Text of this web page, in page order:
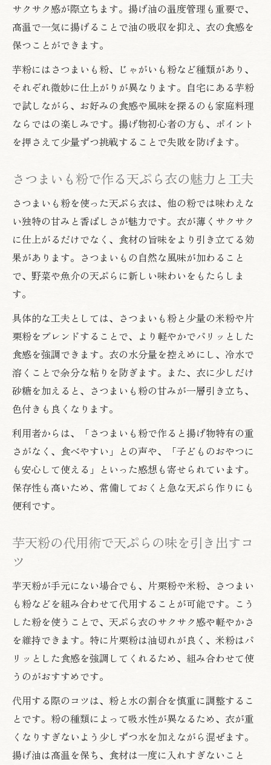
サクサク感が際立ちます。揚げ油の温度管理も重要で、
高温で一気に揚げることで油の吸収を抑え、衣の食感を
保つことができます。
芋粉にはさつまいも粉、じゃがいも粉など種類があり、
それぞれ微妙に仕上がりが異なります。自宅にある芋粉
で試しながら、お好みの食感や風味を探るのも家庭料理
ならではの楽しみです。揚げ物初心者の方も、ポイント
を押さえて少量ずつ挑戦することで失敗を防げます。
さつまいも粉で作る天ぷら衣の魅力と工夫
さつまいも粉を使った天ぷら衣は、他の粉では味わえな
い独特の甘みと香ばしさが魅力です。衣が薄くサクサク
に仕上がるだけでなく、食材の旨味をより引き立てる効
果があります。さつまいもの自然な風味が加わること
で、野菜や魚介の天ぷらに新しい味わいをもたらしま
す。
具体的な工夫としては、さつまいも粉と少量の米粉や片
栗粉をブレンドすることで、より軽やかでパリッとした
食感を強調できます。衣の水分量を控えめにし、冷水で
溶くことで余分な粘りを防ぎます。また、衣に少しだけ
砂糖を加えると、さつまいも粉の甘みが一層引き立ち、
色付きも良くなります。
利用者からは、「さつまいも粉で作ると揚げ物特有の重
さがなく、食べやすい」との声や、「子どものおやつに
も安心して使える」といった感想も寄せられています。
保存性も高いため、常備しておくと急な天ぷら作りにも
便利です。
芋天粉の代用術で天ぷらの味を引き出すコ
ツ
芋天粉が手元にない場合でも、片栗粉や米粉、さつまい
も粉などを組み合わせて代用することが可能です。こう
した粉を使うことで、天ぷら衣のサクサク感や軽やかさ
を維持できます。特に片栗粉は油切れが良く、米粉はパ
リッとした食感を強調してくれるため、組み合わせて使
うのがおすすめです。
代用する際のコツは、粉と水の割合を慎重に調整するこ
とです。粉の種類によって吸水性が異なるため、衣が重
くなりすぎないよう少しずつ水を加えながら混ぜます。
揚げ油は高温を保ち、食材は一度に入れすぎないこと